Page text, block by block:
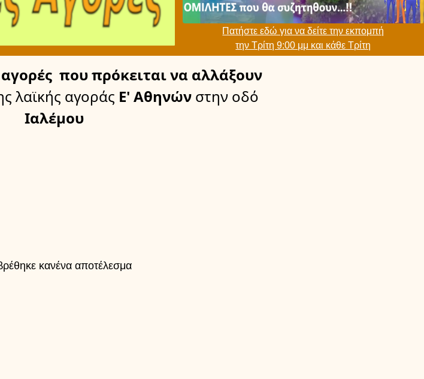
Πατήστε εδώ για να δείτε την εκπομπή
την Τρίτη 9:00 μμ και κάθε Τρίτη
που πρόκειται να αλλάξουν
λαϊκής αγοράς Ε' Αθηνών στην οδό
Ιαλέμου
κανένα αποτέλεσμα